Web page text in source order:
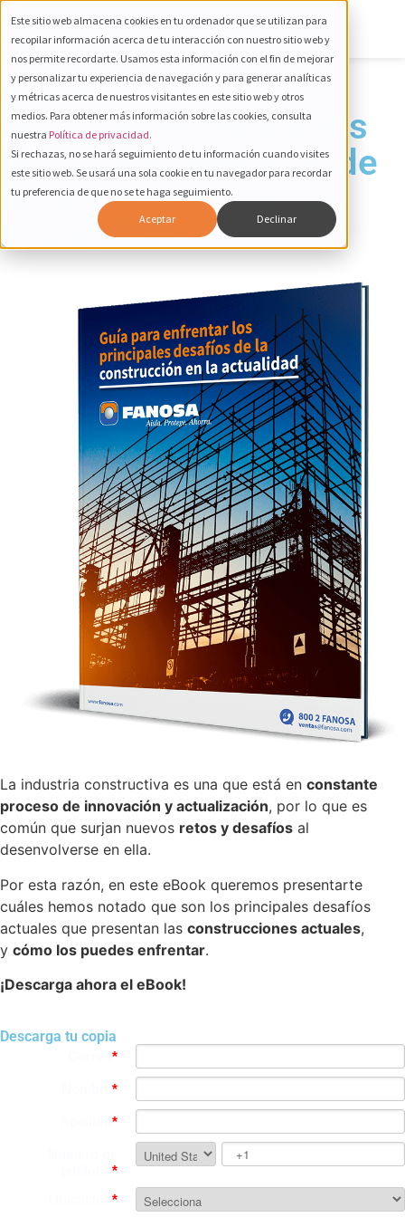
Este sitio web almacena cookies en tu ordenador que se utilizan para
recopilar información acerca de tu interacción con nuestro sitio web y
nos permite recordarte. Usamos esta información con el fin de mejorar
y personalizar tu experiencia de navegación y para generar analíticas
y métricas acerca de nuestros visitantes en este sitio web y otros
medios. Para obtener más información sobre las cookies, consulta
nuestra Política de privacidad.
Si rechazas, no se hará seguimiento de tu información cuando visites
este sitio web. Se usará una sola cookie en tu navegador para recordar
tu preferencia de que no se te haga seguimiento.
Aceptar Declinar
e-book
Guía para enfrentar los
principales desafíos de
la construcción en la
actualidad
La industria constructiva es una que está en constante
proceso de innovación y actualización, por lo que es
común que surjan nuevos retos y desafíos al
desenvolverse en ella.
Por esta razón, en este eBook queremos presentarte
cuáles hemos notado que son los principales desafíos
actuales que presentan las construcciones actuales,
y cómo los puedes enfrentar.
¡Descarga ahora el eBook!
Descarga tu copia
*
*
*
*
*